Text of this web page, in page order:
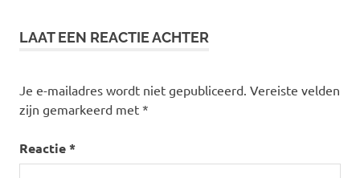
LAAT EEN REACTIE ACHTER
Je e-mailadres wordt niet gepubliceerd. Vereiste velden
zijn gemarkeerd met *
Reactie*